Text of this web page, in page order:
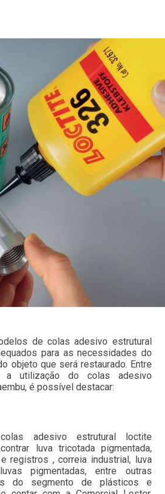
de colas adesivo estrutural
para as necessidades do
objeto que será restaurado. Entre
a utilização do colas adesivo
é possível destacar:
adesivo estrutural loctite
luva tricotada pigmentada,
registros , correia industrial, luva
pigmentadas, entre outras
do segmento de plásticos e